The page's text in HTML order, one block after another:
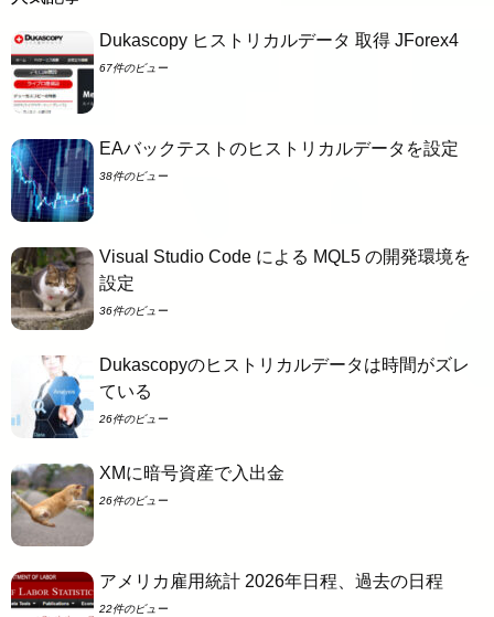
Dukascopy ヒストリカルデータ 取得 JForex4
67件のビュー
EAバックテストのヒストリカルデータを設定
38件のビュー
Visual Studio Code による MQL5 の開発環境を
設定
36件のビュー
Dukascopyのヒストリカルデータは時間がズレ
ている
26件のビュー
XMに暗号資産で入出金
26件のビュー
アメリカ雇用統計 2026年日程、過去の日程
22件のビュー